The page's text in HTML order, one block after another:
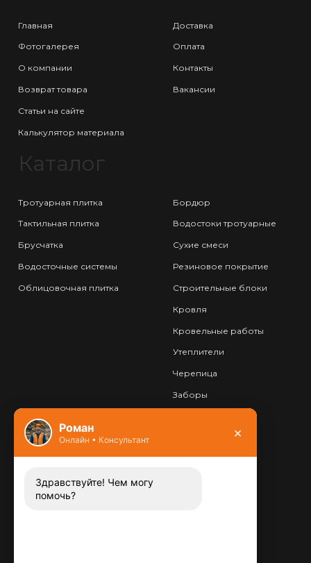
Главная
Фотогалерея
О компании
Возврат товара
Статьи на сайте
Калькулятор материала
Доставка
Оплата
Контакты
Вакансии
Каталог
Тротуарная плитка
Тактильная плитка
Брусчатка
Водосточные системы
Облицовочная плитка
Бордюр
Водостоки тротуарные
Сухие смеси
Резиновое покрытие
Строительные блоки
Кровля
Кровельные работы
Утеплители
Черепица
Заборы
Контакты
Заказать звонок
Роман
Онлайн • Консультант ×
Здравствуйте! Чем могу
помочь?